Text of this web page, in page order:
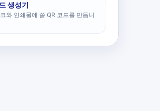
생성기
와 인쇄물에 쓸 QR 코드를 만듭니